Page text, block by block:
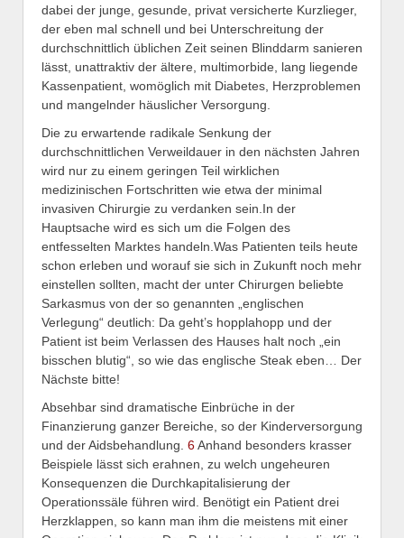
dabei der junge, gesunde, privat versicherte Kurzlieger,
der eben mal schnell und bei Unterschreitung der
durchschnittlich üblichen Zeit seinen Blinddarm sanieren
lässt, unattraktiv der ältere, multimorbide, lang liegende
Kassenpatient, womöglich mit Diabetes, Herzproblemen
und mangelnder häuslicher Versorgung.
Die zu erwartende radikale Senkung der
durchschnittlichen Verweildauer in den nächsten Jahren
wird nur zu einem geringen Teil wirklichen
medizinischen Fortschritten wie etwa der minimal
invasiven Chirurgie zu verdanken sein.In der
Hauptsache wird es sich um die Folgen des
entfesselten Marktes handeln.Was Patienten teils heute
schon erleben und worauf sie sich in Zukunft noch mehr
einstellen sollten, macht der unter Chirurgen beliebte
Sarkasmus von der so genannten „englischen
Verlegung“ deutlich: Da geht’s hopplahopp und der
Patient ist beim Verlassen des Hauses halt noch „ein
bisschen blutig“, so wie das englische Steak eben… Der
Nächste bitte!
Absehbar sind dramatische Einbrüche in der
Finanzierung ganzer Bereiche, so der Kinderversorgung
und der Aidsbehandlung. 6Anhand besonders krasser
Beispiele lässt sich erahnen, zu welch ungeheuren
Konsequenzen die Durchkapitalisierung der
Operationssäle führen wird. Benötigt ein Patient drei
Herzklappen, so kann man ihm die meistens mit einer